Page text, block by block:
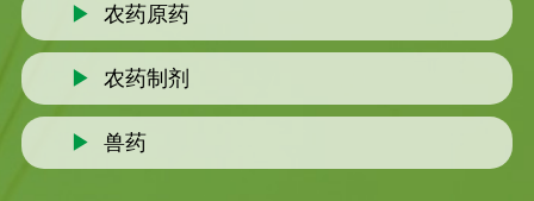
▶农药原药
▶农药制剂
▶兽药